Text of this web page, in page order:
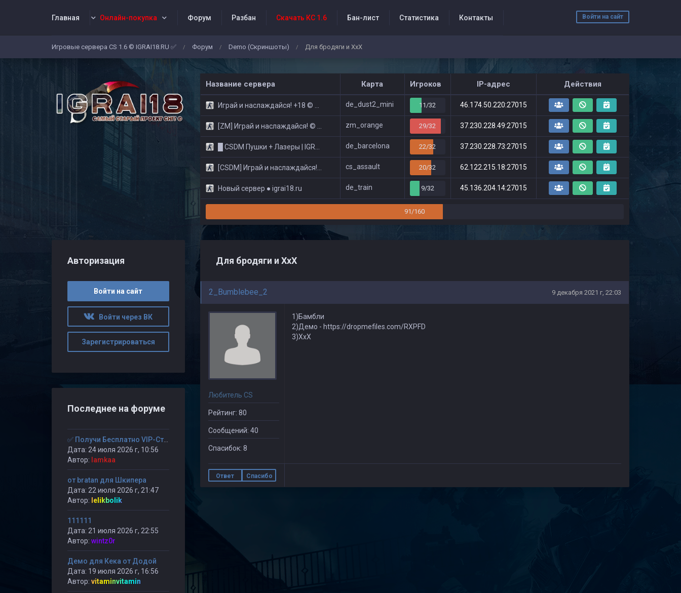
Войти на сайт
Главная Онлайн-покупка Форум Разбан Скачать КС 1.6 Бан-лист Статистика Контакты
События проекта
Игровые сервера CS 1.6 © IGRAI18.RU ✅ / Форум / Demo (Скриншоты) / Для бродяги и ХхХ
Название сервера Карта Игроков IP-адрес Действия
Играй и наслаждайся! +18 © Public de_dust2_mini 11/32 46.174.50.220:27015
[ZM] Играй и наслаждайся! © Zombie Show zm_orange 29/32 37.230.228.49:27015
█ CSDM Пушки + Лазеры | IGRAI18.RU ツ █ de_barcelona 22/32 37.230.228.73:27015
[CSDM] Играй и наслаждайся! © Classic cs_assault 20/32 62.122.215.18:27015
Новый сервер ● igrai18.ru de_train 9/32 45.136.204.14:27015
91/160
Для бродяги и ХхХ
2_Bumblebee_2 9 декабря 2021 г, 22:03
Любитель CS
Рейтинг: 80
Сообщений: 40
Спасибок: 8
1)Бамбли
2)Демо - https://dropmefiles.com/RXPFD
3)ХхХ
Ответ Спасибо
Авторизация
Войти на сайт
Войти через ВК
Зарегистрироваться
Последнее на форуме
Дата: 24 июля 2026 г, 10:56
Автор: lamkaa
от bratan для Шкипера
Дата: 22 июля 2026 г, 21:47
Автор: lelikbolik
111111
Дата: 21 июля 2026 г, 22:55
Автор: wintz0r
Демо для Кека от Додой
Дата: 19 июля 2026 г, 16:56
Автор: vitaminvitamin